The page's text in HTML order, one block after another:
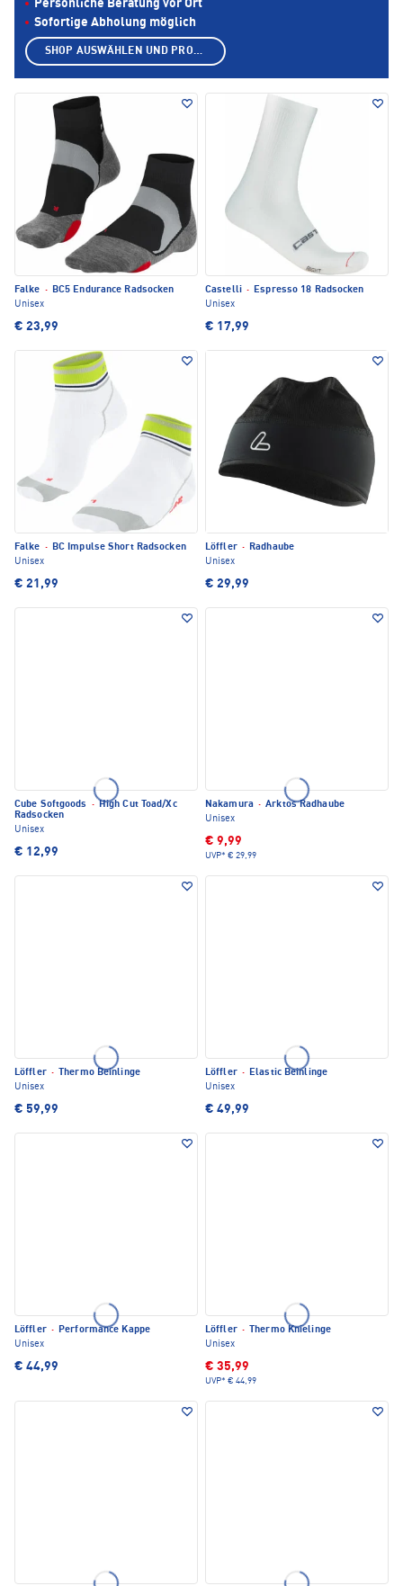
Falke · BC5 Endurance Radsocken
Unisex
€ 23,99
Castelli · Espresso 18 Radsocken
Unisex
€ 17,99
Falke · BC Impulse Short Radsocken
Unisex
€ 21,99
Löffler · Radhaube
Unisex
€ 29,99
Cube Softgoods · High Cut Toad/Xc
Radsocken
Unisex
€ 12,99
Nakamura · Arktos Radhaube
Unisex
€ 9,99
UVP* € 29,99
Löffler ·
Thermo Beinlinge
Unisex
€ 59,99
Löffler · Elastic Beinlinge
Unisex
€ 49,99
Löffler · Performance Kappe
Unisex
€ 44,99
Löffler ·
Thermo Knielinge
Unisex
€ 35,99
UVP* € 44,99
Persönliche Beratung vor Ort
Sofortige Abholung möglich
SHOP AUSWÄHLEN UND PRODUKTE ANZEIGEN